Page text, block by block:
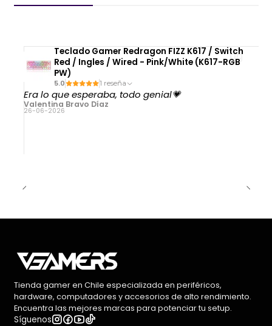
Teclado Gamer Redragon FIZZ K617 / Switch
Red / Ingles / Wired - Pink/White (K617-RGB
PW)
5.0 1 reseña
Era lo que esperaba, todo genial💗
Valentina Bravo Díaz
26-06-2026
Tienda gamer en Chile especializada en periféricos,
hardware, computadores y accesorios de alto rendimiento.
Encuentra las mejores marcas para potenciar tu setup.
Síguenos